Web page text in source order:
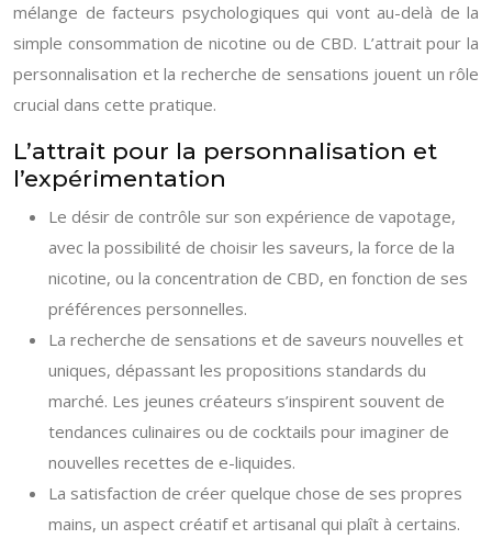
mélange de facteurs psychologiques qui vont au-delà de la
simple consommation de nicotine ou de CBD. L’attrait pour la
personnalisation et la recherche de sensations jouent un rôle
crucial dans cette pratique.
L’attrait pour la personnalisation et
l’expérimentation
Le désir de contrôle sur son expérience de vapotage,
avec la possibilité de choisir les saveurs, la force de la
nicotine, ou la concentration de CBD, en fonction de ses
préférences personnelles.
La recherche de sensations et de saveurs nouvelles et
uniques, dépassant les propositions standards du
marché. Les jeunes créateurs s’inspirent souvent de
tendances culinaires ou de cocktails pour imaginer de
nouvelles recettes de e-liquides.
La satisfaction de créer quelque chose de ses propres
mains, un aspect créatif et artisanal qui plaît à certains.